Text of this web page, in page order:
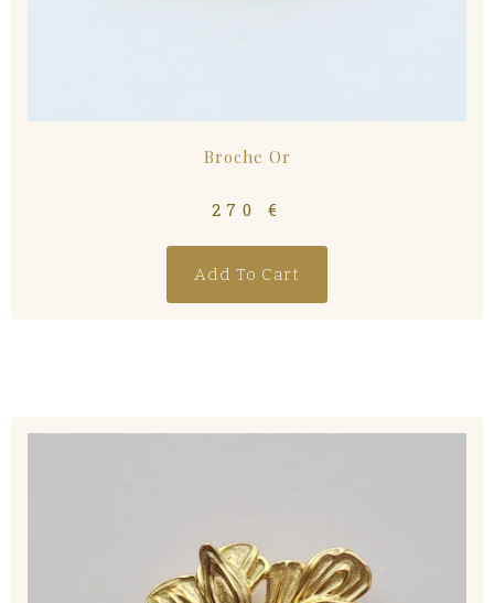
Broche Or
270 €
Add To Cart